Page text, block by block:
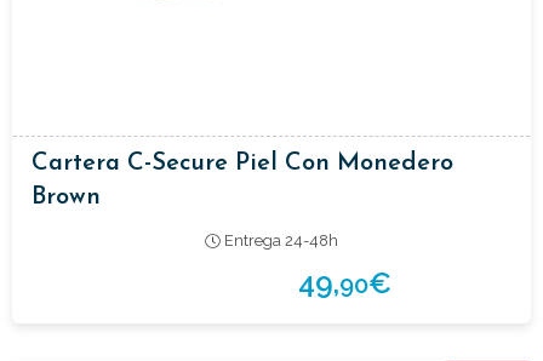
Cartera C-Secure Piel Con Monedero
Brown
Entrega 24-48h
49,90€